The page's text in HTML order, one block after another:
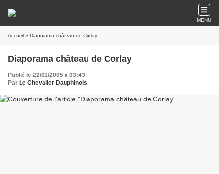
MENU
Accueil » Diaporama château de Corlay
Diaporama château de Corlay
Publié le 22/01/2005 à 03:43
Par Le Chevalier Dauphinois